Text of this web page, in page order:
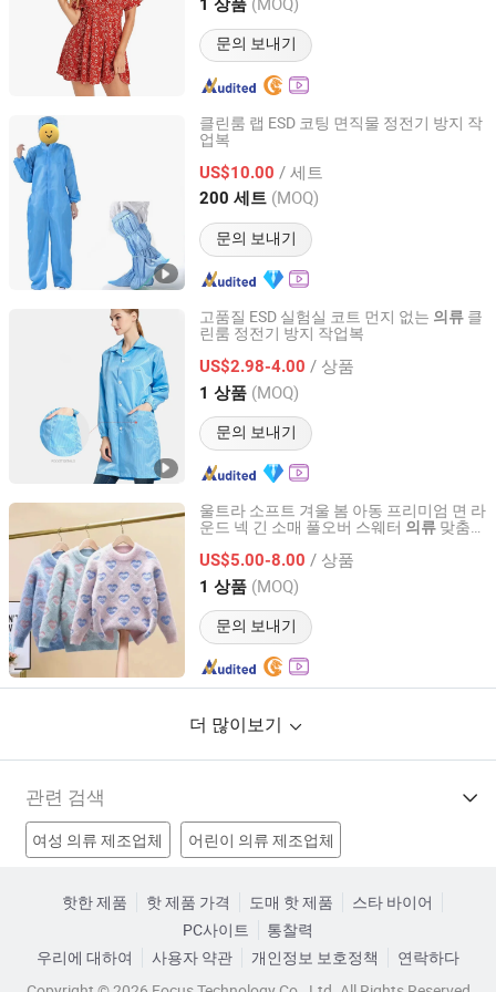
1 상품
문의 보내기
클린룸 랩 ESD 코팅 면직물 정전기 방지 작
업복
US$10.00 / 세트
200 세트 (MOQ)
문의 보내기
SuZhou ShuoGuo Purification &Technology Co.,Ltd
Jiangsu, China 이후 2019
고품질 ESD 실험실 코트 먼지 없는 의류 클
린룸 정전기 방지 작업복
US$2.98-4.00 / 상품
1 상품 (MOQ)
문의 보내기
Shanghai Leenol Industrial Co., Ltd.
Shanghai, China 이후 2018
울트라 소프트 겨울 봄 아동 프리미엄 면 라
운드 넥 긴 소매 풀오버 스웨터 의류 맞춤
US$5.00-8.00 / 상품
1 상품 (MOQ)
문의 보내기
Mingteng Clothing Factory Ltd.
Guangdong, China 이후 2022
더 많이보기
관련 검색
여성 의류 제조업체 어린이 의류 제조업체
옷걸이 공장 의류 옷 공장
핫한 제품 핫 제품 가격 도매 핫 제품
스타 바이어
PC사이트
통찰력
우리에 대하여
사용자 약관 개인정보 보호정책
연락하다